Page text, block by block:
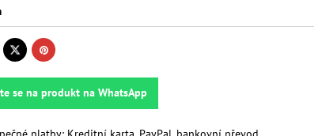
se na produkt na WhatsApp